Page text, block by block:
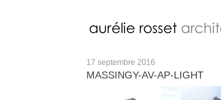
17 septembre 2016
MASSINGY-AV-AP-LIGHT